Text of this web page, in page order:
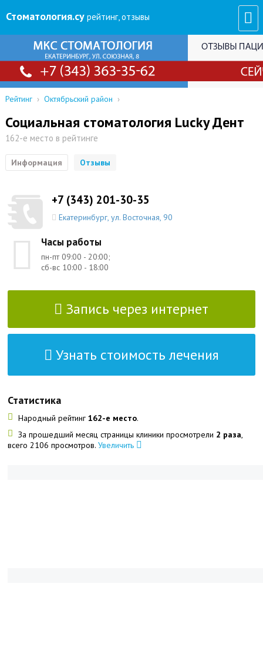
Стоматология.су рейтинг, отзывы
Рейтинг › Октябрьский район ›
Социальная стоматология Lucky Дент
162-е место в рейтинге
Информация Отзывы
+7 (343) 201-30-35
Екатеринбург,ул. Восточная, 90
Часы работы
пн-пт 09:00 - 20:00;
сб-вс 10:00 - 18:00
Запись через интернет
Узнать стоимость лечения
Статистика
Народный рейтинг162-е место.
За прошедший месяц страницы клиники просмотрели 2 раза,
всего 2106 просмотров.Увеличить